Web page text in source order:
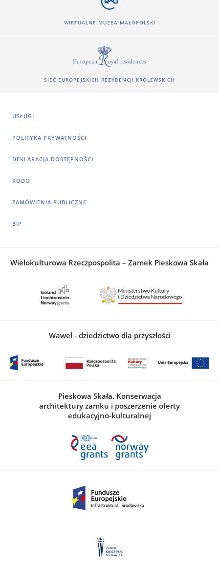
WIRTUALNE MUZEA MAŁOPOLSKI
SIEĆ EUROPEJSKICH REZYDENCJI KRÓLEWSKICH
USŁUGI
POLITYKA PRYWATNOŚCI
DEKLARACJA DOSTĘPNOŚCI
RODO
ZAMÓWIENIA PUBLICZNE
BIP
Wielokulturowa Rzeczpospolita – Zamek Pieskowa Skała
Wawel - dziedzictwo dla przyszłości
Pieskowa Skała. Konserwacja
architektury zamku i poszerzenie oferty
edukacyjno-kulturalnej